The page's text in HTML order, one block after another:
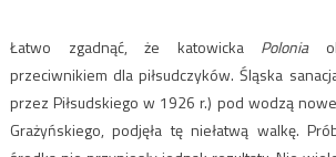
Łatwo zgadnąć, że katowicka Polonia
przeciwnikiem dla piłsudczyków. Śląska
przez Piłsudskiego w 1926 r.) pod wodzą
Grażyńskiego, podjęła tę niełatwą walkę.